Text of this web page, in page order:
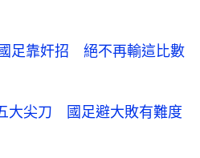
足靠奸招 絕不再輸這比數
大尖刀 國足避大敗有難度